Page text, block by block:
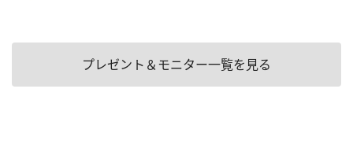
プレゼント＆モニター一覧を見る